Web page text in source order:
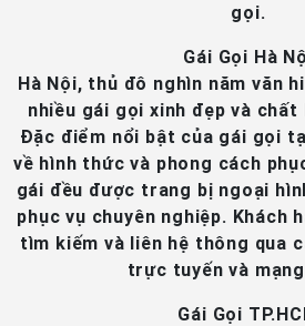
gọi.
Gái Gọi Hà
Hà Nội, thủ đô nghìn năm văn
nhiều gái gọi xinh đẹp và
Đặc điểm nổi bật của gái gọi
về hình thức và phong cách
gái đều được trang bị ngoại
phục vụ chuyên nghiệp. Khách
tìm kiếm và liên hệ thông qua
trực tuyến và
Gái Gọi